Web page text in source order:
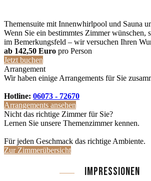
Themensuite mit Innenwhirlpool und Sauna
Wenn Sie ein bestimmtes Zimmer wünschen,
im Bemerkungsfeld – wir versuchen Ihren
ab 142,50 Euro pro Person
Jetzt buchen
Arrangement
Wir haben einige Arrangements für Sie
Hotline: 06073 - 72670
Arrangements ansehen
Nicht das richtige Zimmer für Sie?
Lernen Sie unsere Themenzimmer kennen.
Für jeden Geschmack das richtige Ambiente.
Zur Zimmerübersicht
IMPRESSIONEN